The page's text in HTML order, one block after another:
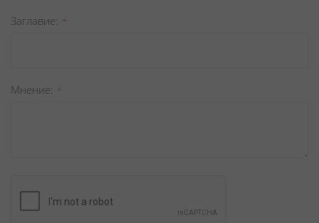
Заглавиe
Мнение